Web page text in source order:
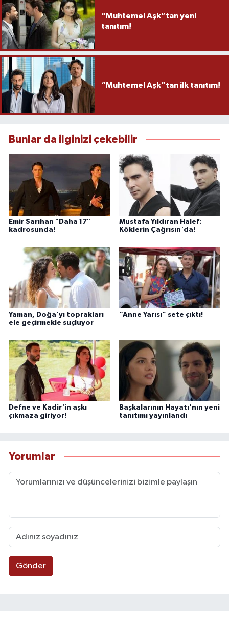
“Muhtemel Aşk”tan yeni
tanıtım!
“Muhtemel Aşk”tan ilk tanıtım!
Bunlar da ilginizi çekebilir
Emir Sarıhan "Daha 17"
kadrosunda!
Mustafa Yıldıran Halef:
Köklerin Çağrısın'da!
Yaman, Doğa'yı toprakları
ele geçirmekle suçluyor
“Anne Yarısı” sete çıktı!
Defne ve Kadir'in aşkı
çıkmaza giriyor!
Başkalarının Hayatı'nın yeni
tanıtımı yayınlandı
Yorumlar
Gönder